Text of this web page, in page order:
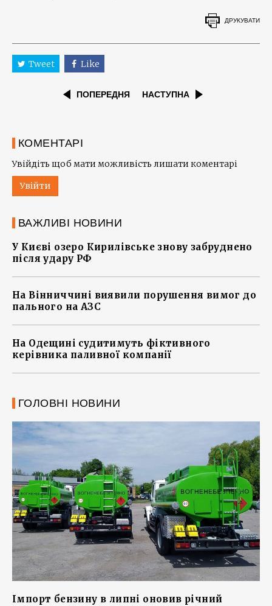
ДРУКУВАТИ
Tweet Like
ПОПЕРЕДНЯ НАСТУПНА
КОМЕНТАРІ
Увійдіть щоб мати можливість лишати коментарі
Увійти
ВАЖЛИВІ НОВИНИ
У Києві озеро Кирилівське знову забруднено
після удару РФ
На Вінниччині виявили порушення вимог до
пального на АЗС
На Одещині судитимуть фіктивного
керівника паливної компанії
ГОЛОВНІ НОВИНИ
Імпорт бензину в липні оновив річний